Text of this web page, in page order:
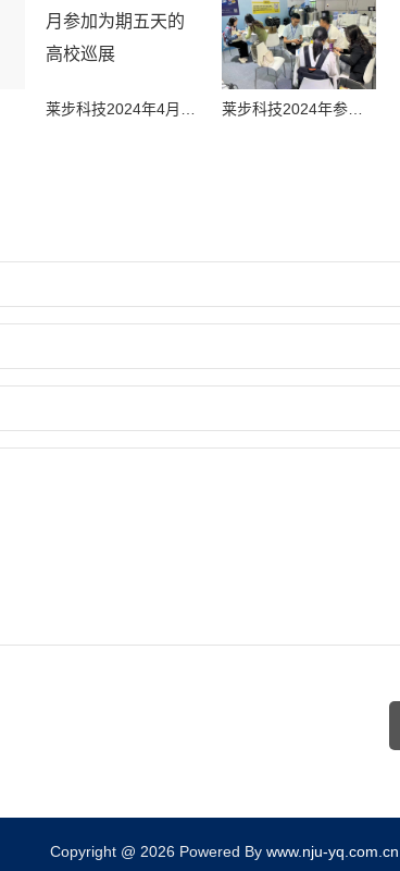
莱步科技2024年参加福建第61届中国高等教育博览会展会通告
Copyright @ 2026 Powered By www.nju-yq.com.cn